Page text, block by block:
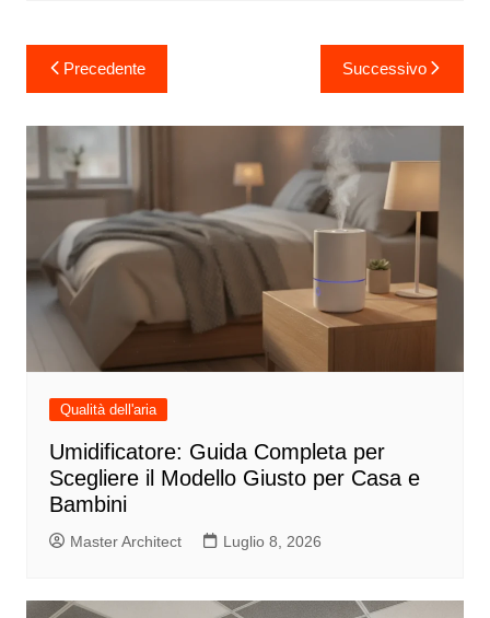
Navigazione
articoli
Precedente Successivo
Qualità dell'aria
Umidificatore: Guida Completa per
Scegliere il Modello Giusto per Casa e
Bambini
Master Architect Luglio 8, 2026